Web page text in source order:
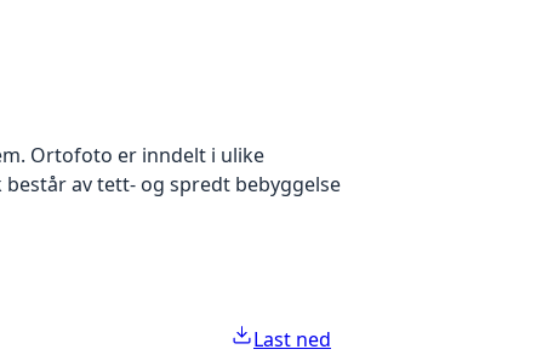
Ortofoto er inndelt i ulike
av tett- og spredt bebyggelse
Last ned